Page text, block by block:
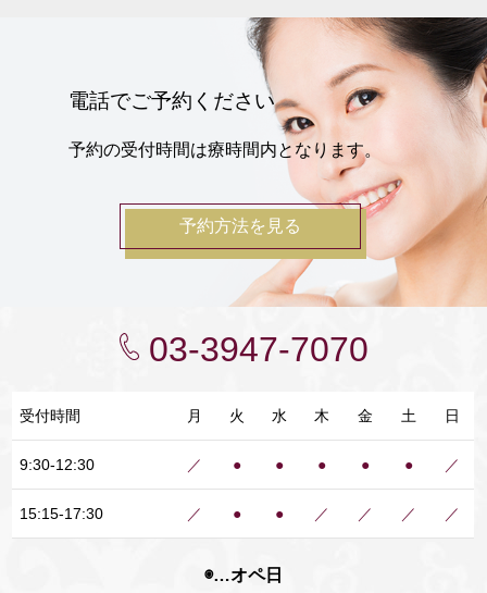
電話でご予約ください
予約の受付時間は療時間内となります。
予約方法を見る
03-3947-7070
受付時間 月 火 水 木 金 土 日
9:30-12:30 ／ ● ● ● ● ● ／
15:15-17:30 ／ ● ● ／ ／ ／ ／
◉…オペ日